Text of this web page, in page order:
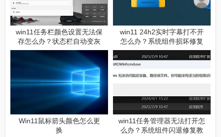
win11任务栏颜色设置无法保
存怎么办？状态栏自动变灰
修复方法
win11 24h2实时字幕打不开
怎么办？系统组件损坏修复
教程
Win11鼠标箭头颜色怎么更
换
win11任务管理器无法打开怎
么办？系统组件闪退修复教